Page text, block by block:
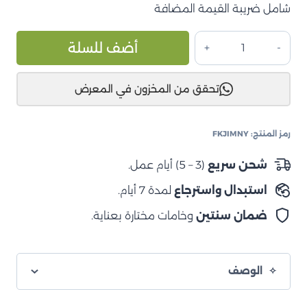
شامل ضريبة القيمة المضافة
كمية
طقم
أرضية
خلفي
سوزوكي
جيمني
أضف للسلة
تحقق من المخزون في المعرض
رمز المنتج: FKJIMNY
شحن سريع (3 – 5) أيام عمل.
استبدال واسترجاع لمدة 7 أيام.
ضمان سنتين وخامات مختارة بعناية.
الوصف